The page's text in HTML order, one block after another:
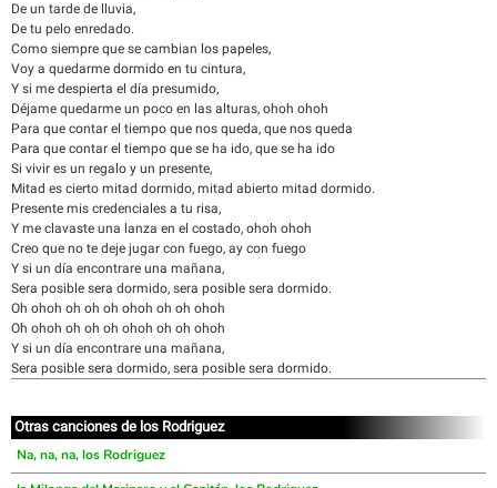
De un tarde de lluvia,
De tu pelo enredado.
Como siempre que se cambian los papeles,
Voy a quedarme dormido en tu cintura,
Y si me despierta el día presumido,
Déjame quedarme un poco en las alturas, ohoh ohoh
Para que contar el tiempo que nos queda, que nos queda
Para que contar el tiempo que se ha ido, que se ha ido
Si vivir es un regalo y un presente,
Mitad es cierto mitad dormido, mitad abierto mitad dormido.
Presente mis credenciales a tu risa,
Y me clavaste una lanza en el costado, ohoh ohoh
Creo que no te deje jugar con fuego, ay con fuego
Y si un día encontrare una mañana,
Sera posible sera dormido, sera posible sera dormido.
Oh ohoh oh oh oh ohoh oh oh ohoh
Oh ohoh oh oh oh ohoh oh oh ohoh
Y si un día encontrare una mañana,
Sera posible sera dormido, sera posible sera dormido.
Otras canciones de los Rodriguez
Na, na, na, los Rodriguez